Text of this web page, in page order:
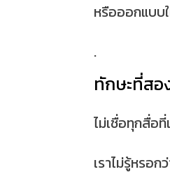
หรือออกแบบ
.
ทักษะที่สอ
ไม่เชื่อทุกสื่อ
เราไม่รู้หรอ